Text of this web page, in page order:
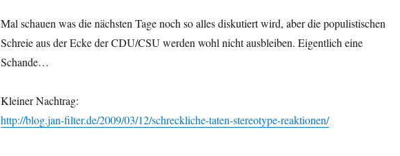
Mal schauen was die nächsten Tage noch so alles diskutiert wird, aber die populistischen
Schreie aus der Ecke der CDU/CSU werden wohl nicht ausbleiben. Eigentlich eine
Schande…
Kleiner Nachtrag:
http://blog.jan-filter.de/2009/03/12/schreckliche-taten-stereotype-reaktionen/